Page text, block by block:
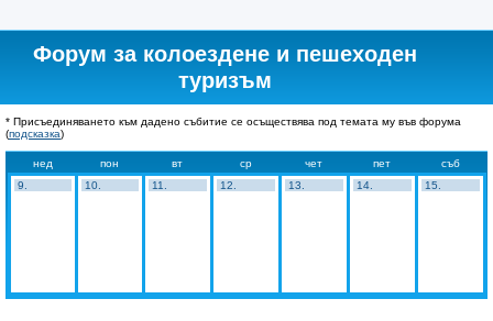
Форум за колоездене и пешеходен
туризъм
* Присъединяването към дадено събитие се осъществява под темата му във форума
(подсказка)
нед пон вт ср чет пет
съб
9.
10. 11. 12. 13. 14. 15.